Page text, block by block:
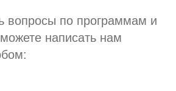
вопросы по программам и
написать нам